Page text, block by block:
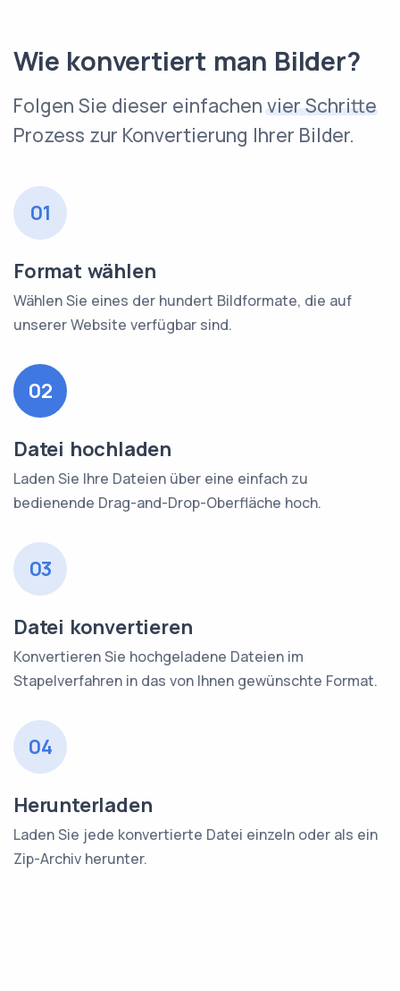
Wie konvertiert man Bilder?
Folgen Sie dieser einfachenvier Schritte
Prozess zur Konvertierung Ihrer Bilder.
01
Format wählen
Wählen Sie eines der hundert Bildformate, die auf
unserer Website verfügbar sind.
02
Datei hochladen
Laden Sie Ihre Dateien über eine einfach zu
bedienende Drag-and-Drop-Oberfläche hoch.
03
Datei konvertieren
Konvertieren Sie hochgeladene Dateien im
Stapelverfahren in das von Ihnen gewünschte Format.
04
Herunterladen
Laden Sie jede konvertierte Datei einzeln oder als ein
Zip-Archiv herunter.